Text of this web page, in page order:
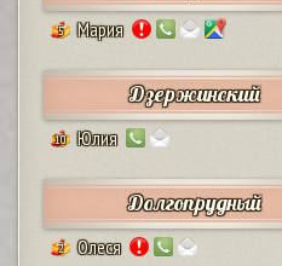
5 Мария
Дзержинский
10 Юлия
Долгопрудный
2 Олеся